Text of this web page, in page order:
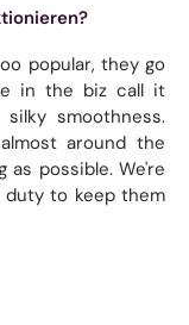
popular, they go
in the biz call it
smoothness.
around the
possible. We're
duty to keep them